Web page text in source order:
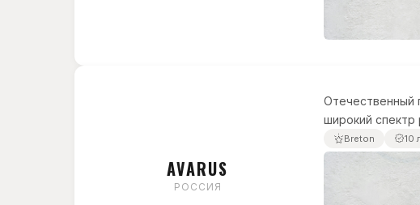
AVARUS
РОССИЯ
Отечественный
широкий спектр
Breton 10